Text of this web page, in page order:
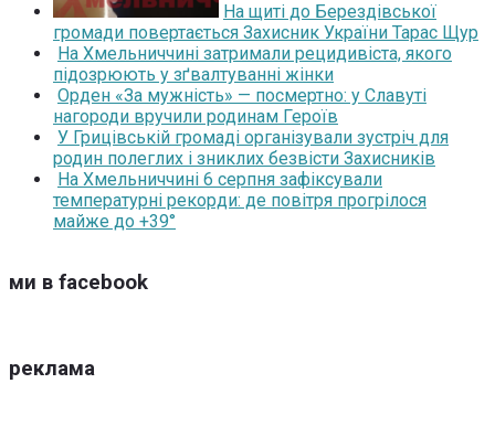
На щиті до Берездівської
громади повертається Захисник України Тарас Щур
На Хмельниччині затримали рецидивіста, якого
підозрюють у зґвалтуванні жінки
Орден «За мужність» — посмертно: у Славуті
нагороди вручили родинам Героїв
У Грицівській громаді організували зустріч для
родин полеглих і зниклих безвісти Захисників
На Хмельниччині 6 серпня зафіксували
температурні рекорди: де повітря прогрілося
майже до +39°
ми в facebook
реклама